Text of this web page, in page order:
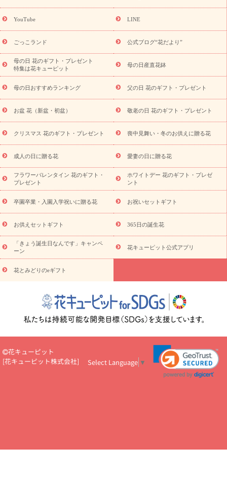
(トルコキキョウ)
9月の誕生花(リンドウ)
ら探す
お祝いの花特集 当日配達特急便 お祝い商品一覧
念日
結婚祝い 出産祝い 退院祝い・快気祝い
寿祝い
プチギフト ペットのお祝いフラワー
供え・お悔やみ商品一覧
お供え・お悔やみの花
四十九日法要以
お供え プリザーブドフラワー
ペットのお供えフラワー
お盆（新
盆・初盆）
その他 お祝い返し お見舞い
お取り寄せギフト
ビジネス用
ご自宅用 観葉植物 ミディ胡蝶蘭
プリザーブ
ドフラワー
スタイルから探す アレンジメント 花束
スタ
ンド花
お祝い お供え・お悔やみ 胡蝶蘭 胡蝶蘭・花鉢
ディ胡蝶蘭・お祝い
ミディ胡蝶蘭・お供え
世界初の青色胡蝶蘭
観葉植物
観葉植物 産直多肉植物
プリザーブドフラワー
お祝い
お供え・お悔やみ 花とセットギフト
セミオーダー
プチギフト（hanamore -ハナモア-）
花とみどりのeギフト
キューピットのeGfit
カラー ピンク イエローオレンジ
レッ
ド
お花の種類 トルコキキョウ
お祝い お祝い・3000円～ お祝い・4000円～
お祝い・
5000円～
お祝い・7000円～ お祝い・ 10000円～
お供え・お
悔やみ
円～
お供え・お悔やみ・
読み物
いのマナー
定年退職祝いのマナー
お祝いを贈るときのマナー・
花キューピットのお祝いコラム一覧
誕生日のお花を「色
彩心理学」で選ぶ方法
結婚祝いの予算相場
出産祝いお役立ち情
ール
新築引っ越し祝いコラム お祝い花のマナー総まとめ
職
場上司や先輩へ贈るお祝い花の正解は？
開店祝いの花 選び方ガイ
あり)
花キューピット×専門家
CO2排出量削減 / SDGsを考える
YouTube LINE
ごっこランド 公式ブログ“花だより”
母の日 花のギフト・プレゼント
特集は花キューピット
母の日産直花鉢
母の日おすすめランキング 父の日 花のギフト・プレゼント
お盆 花（新盆・初盆） 敬老の日 花のギフト・プレゼント
クリスマス 花のギフト・プレゼント 喪中見舞い・冬のお供えに贈る花
成人の日に贈る花 愛妻の日に贈る花
フラワーバレンタイン 花のギフト・
プレゼント
ホワイトデー 花のギフト・プレゼ
ント
卒園卒業・入園入学祝いに贈る花 お祝いセットギフト
お供えセットギフト 365日の誕生花
「きょう誕生日なんです」キャンペ
ーン
花キューピット公式アプリ
花とみどりのeギフト
花キューピット
[花キューピット株式会社] Select Language ▼